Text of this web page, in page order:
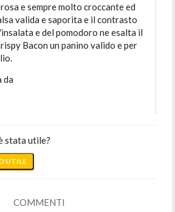
e sempre molto croccante ed
valida e saporita e il contrasto
e del pomodoro ne esalta il
Bacon un panino valido e per
da
stata utile?
UTILE
COMMENTI